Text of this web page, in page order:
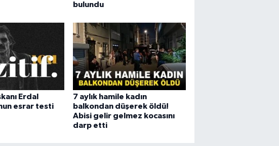
bulundu
Erdal
esrar testi
7 aylık hamile kadın
balkondan düşerek öldü!
Abisi gelir gelmez kocasını
darp etti